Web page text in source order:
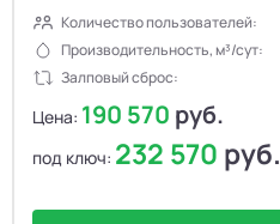
Количество пользователей:
Производительность, м³/сут:
Залповый сброс:
Цена: 190 570 руб.
под ключ: 232 570 руб.